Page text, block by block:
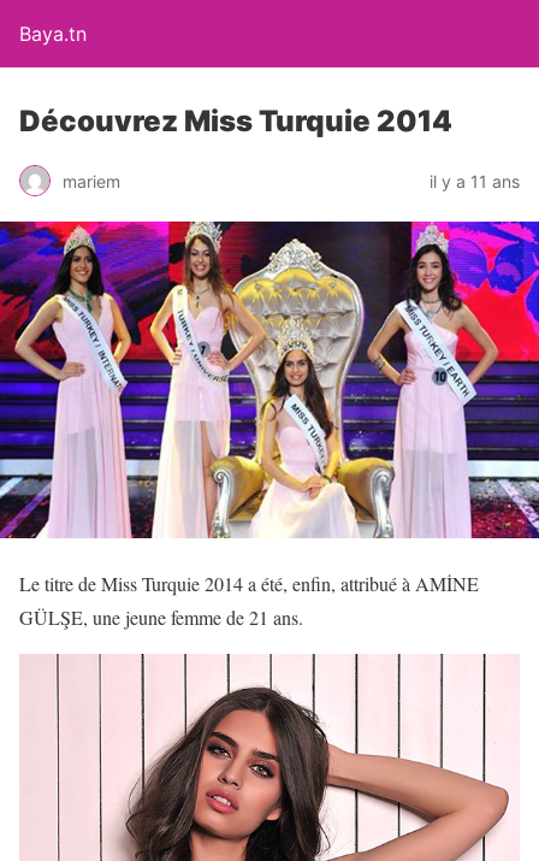
Baya.tn
Découvrez Miss Turquie 2014
mariem il y a 11 ans
Le titre de Miss Turquie 2014 a été, enfin, attribué à AMİNE
GÜLŞE, une jeune femme de 21 ans.